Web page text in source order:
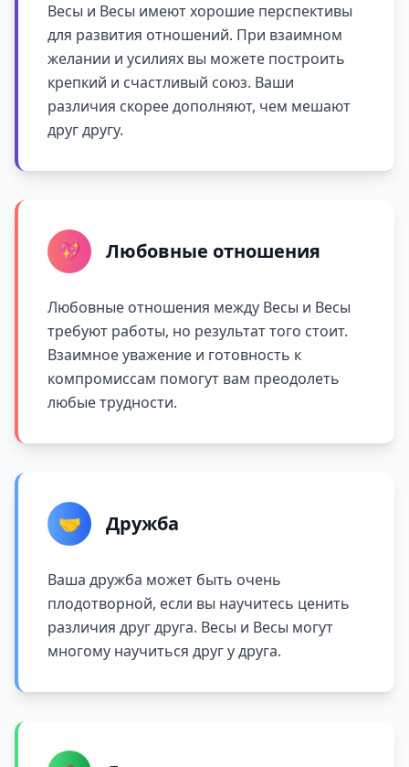
Весы и Весы имеют хорошие перспективы
для развития отношений. При взаимном
желании и усилиях вы можете построить
крепкий и счастливый союз. Ваши
различия скорее дополняют, чем мешают
друг другу.
💖 Любовные отношения
Любовные отношения между Весы и Весы
требуют работы, но результат того стоит.
Взаимное уважение и готовность к
компромиссам помогут вам преодолеть
любые трудности.
🤝 Дружба
Ваша дружба может быть очень
плодотворной, если вы научитесь ценить
различия друг друга. Весы и Весы могут
многому научиться друг у друга.